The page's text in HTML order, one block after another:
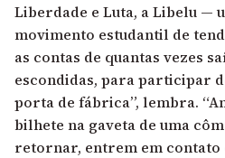
Liberdade e Luta, a Libelu —
movimento estudantil de
as contas de quantas vezes
escondidas, para participar
porta de fábrica”, lembra.
bilhete na gaveta de uma
retornar, entrem em contato